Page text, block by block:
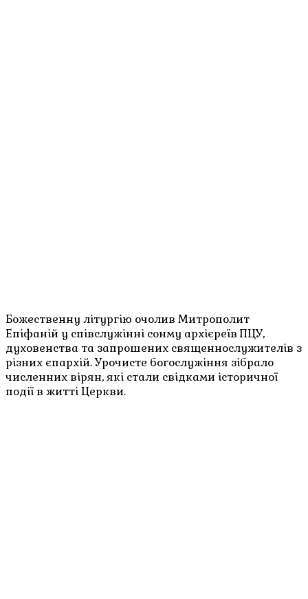
Божественну літургію очолив Митрополит
Епіфаній у співслужінні сонму архієреїв ПЦУ,
духовенства та запрошених священнослужителів з
різних єпархій. Урочисте богослужіння зібрало
численних вірян, які стали свідками історичної
події в житті Церкви.